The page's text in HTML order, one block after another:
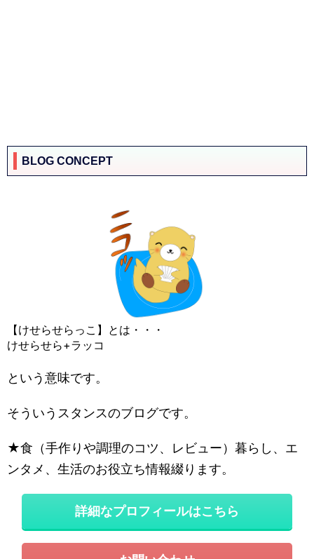
BLOG CONCEPT
【けせらせらっこ】とは・・・
けせらせら+ラッコ
という意味です。
そういうスタンスのブログです。
★食（手作りや調理のコツ、レビュー）暮らし、エ
ンタメ、生活のお役立ち情報綴ります。
詳細なプロフィールはこちら